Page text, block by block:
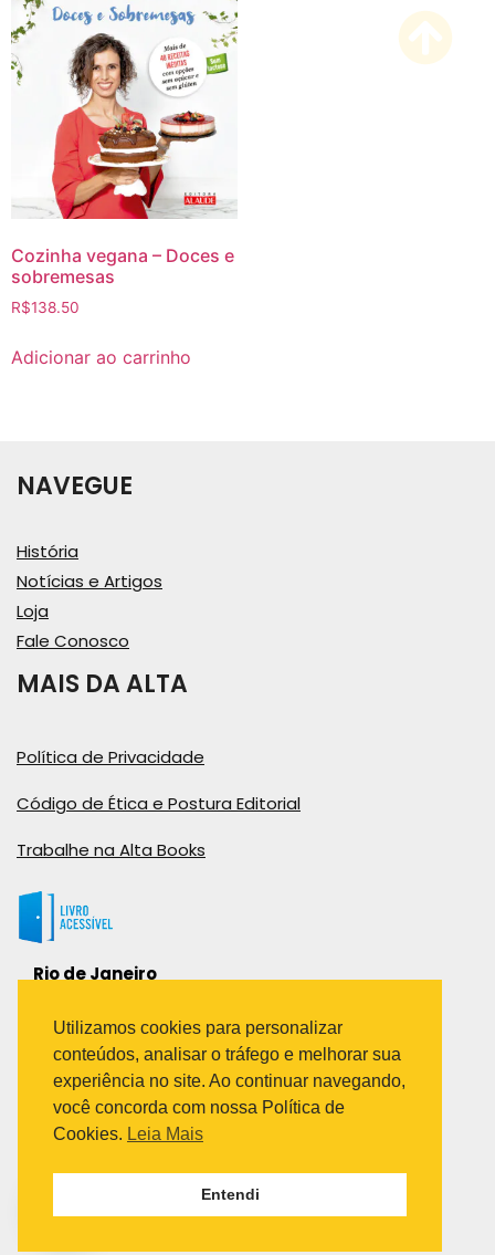
Cozinha vegana – Doces e
sobremesas
R$138.50
Adicionar ao carrinho
NAVEGUE
História
Notícias e Artigos
Loja
Fale Conosco
MAIS DA ALTA
Política de Privacidade
Código de Ética e Postura Editorial
Trabalhe na Alta Books
Rio de Janeiro
Bairro Industrial do Jacaré
Rio de Janeiro – RJ – CEP: 20970-031
Telefone:
(21) 3278-8069
(21) 3995-7512
Avenida Paulista 1636 / sala 1407
Utilizamos cookies para personalizar
conteúdos, analisar o tráfego e melhorar sua
experiência no site. Ao continuar navegando,
você concorda com nossa Política de
Cookies. Leia Mais
Entendi